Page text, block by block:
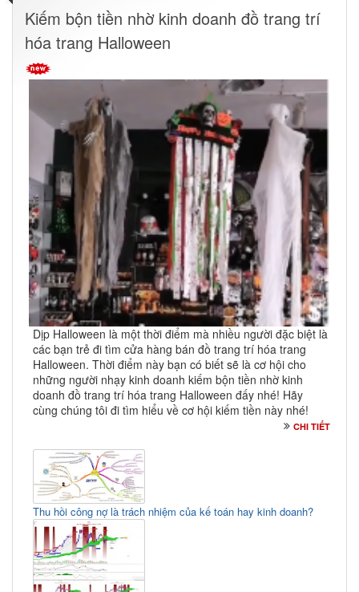
Kiếm bộn tiền nhờ kinh doanh đồ trang trí
hóa trang Halloween
Dịp Halloween là một thời điểm mà nhiều người đặc biệt là
các bạn trẻ đi tìm cửa hàng bán đồ trang trí hóa trang
Halloween. Thời điểm này bạn có biết sẽ là cơ hội cho
những người nhạy kinh doanh kiếm bộn tiền nhờ kinh
doanh đồ trang trí hóa trang Halloween đấy nhé! Hãy
cùng chúng tôi đi tìm hiểu về cơ hội kiếm tiền này nhé!
CHI TIẾT
Thu hồi công nợ là trách nhiệm của kế toán hay kinh doanh?